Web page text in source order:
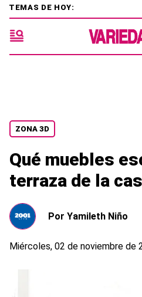
ZONA 3D
Qué muebles
terraza de la
Por Yamileth Niño
Miércoles, 02 de noviembre de
TEMAS DE HOY: